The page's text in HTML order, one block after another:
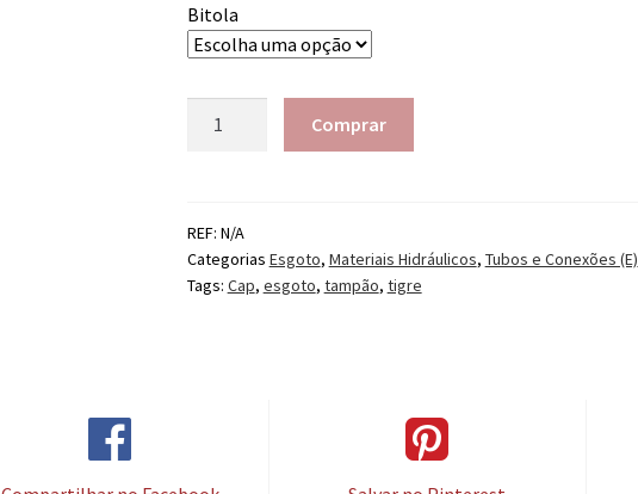
Bitola
Comprar
REF: N/A
Categorias Esgoto, Materiais Hidráulicos, Tubos e Conexões (E)
Tags: Cap, esgoto, tampão, tigre